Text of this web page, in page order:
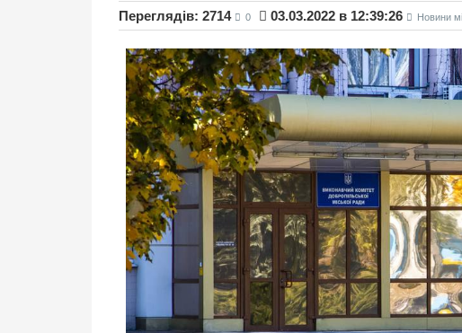
Переглядів: 2714 0 03.03.2022 в 12:39:26 Новини